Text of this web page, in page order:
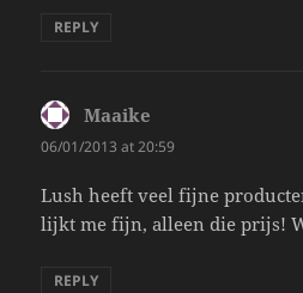
REPLY
Maaike
06/01/2013 at 20:59
Lush heeft veel fijne
lijkt me fijn, alleen die prijs!
REPLY